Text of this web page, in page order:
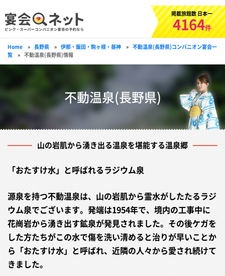
掲載旅館数 日本一
4164件
Home » 長野県 » 伊那・飯田・駒ヶ根・昼神 » 不動温泉(長野県)コンパニオン宴会一
覧
» 不動温泉(長野県)情報
不動温泉(長野県)
山の岩肌から湧き出る温泉を堪能する温泉郷
「おたすけ水」と呼ばれるラジウム泉
源泉を持つ不動温泉は、山の岩肌から霊水がしたたるラジ
ウム泉でございます。発端は1954年で、境内の工事中に
花崗岩から湧き出す鉱泉が発見されました。その後ケガを
した方たちがこの水で傷を洗い清めると治りが早いことか
ら「おたすけ水」と呼ばれ、近隣の人々から愛され続けて
きました。